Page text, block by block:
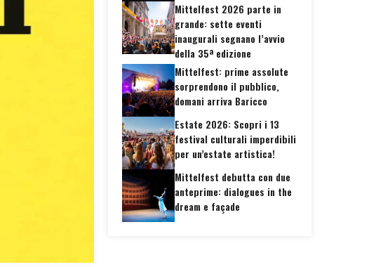
Mittelfest 2026 parte in
grande: sette eventi
inaugurali segnano l’avvio
della 35ª edizione
Mittelfest: prime assolute
sorprendono il pubblico,
domani arriva Baricco
Estate 2026: Scopri i 13
festival culturali imperdibili
per un’estate artistica!
Mittelfest debutta con due
anteprime: dialogues in the
dream e façade